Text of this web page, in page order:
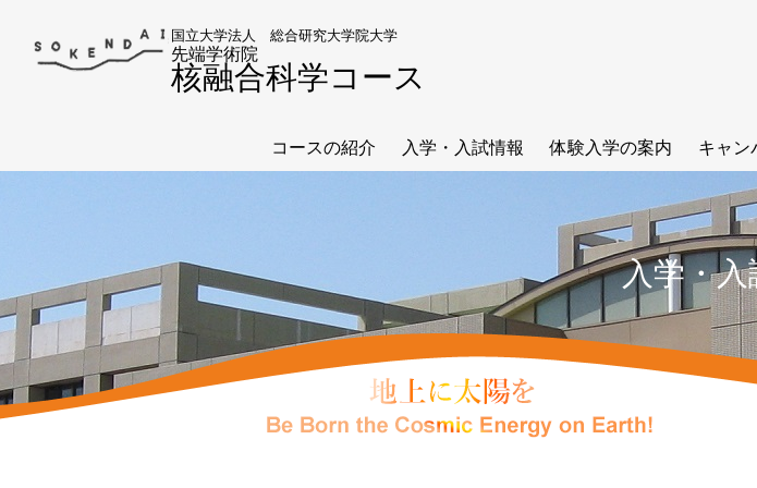
国立大学法人 総合研究大学院大学
先端学術院
核融合科学コース
コースの紹介
教員一覧
入学・入試情報
学生募集要項
修了生よりメッセージ
入試過去問題集
入学案内（総研大）
体験入学の案内
夏の体験入学
参加学生のレポート
アジア冬の学校
イベントに参加しよう！
キャン
研究
修了
ある
博士
在学
（総
入学・入